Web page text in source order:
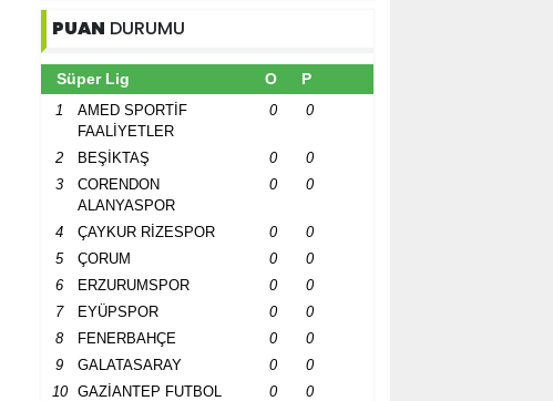
PUAN DURUMU
Süper Lig O P
1
AMED SPORTİF
FAALİYETLER
0 0
2 BEŞİKTAŞ 0
0
3
CORENDON
ALANYASPOR
0 0
4 ÇAYKUR RİZESPOR 0
0
5
ÇORUM 0
0
6
ERZURUMSPOR 0
0
7
EYÜPSPOR 0
0
8
FENERBAHÇE 0
0
9
GALATASARAY 0
0
10
GAZİANTEP FUTBOL
0 0